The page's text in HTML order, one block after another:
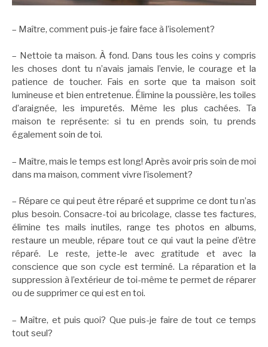
– Maître, comment puis-je faire face à l’isolement?
– Nettoie ta maison. À fond. Dans tous les coins y compris
les choses dont tu n’avais jamais l’envie, le courage et la
patience de toucher. Fais en sorte que ta maison soit
lumineuse et bien entretenue. Élimine la poussière, les toiles
d’araignée, les impuretés. Même les plus cachées. Ta
maison te représente: si tu en prends soin, tu prends
également soin de toi.
– Maître, mais le temps est long! Après avoir pris soin de moi
dans ma maison, comment vivre l’isolement?
– Répare ce qui peut être réparé et supprime ce dont tu n’as
plus besoin. Consacre-toi au bricolage, classe tes factures,
élimine tes mails inutiles, range tes photos en albums,
restaure un meuble, répare tout ce qui vaut la peine d’être
réparé. Le reste, jette-le avec gratitude et avec la
conscience que son cycle est terminé. La réparation et la
suppression à l’extérieur de toi-même te permet de réparer
ou de supprimer ce qui est en toi.
– Maître, et puis quoi? Que puis-je faire de tout ce temps
tout seul?